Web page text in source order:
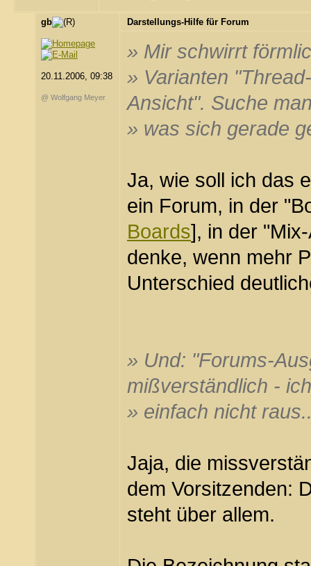
gb
20.11.2006, 09:38
@ Wolfgang Meyer
Darstellungs-Hilfe für Forum
» Mir schwirrt
» Varianten
Ansicht". Suche
» was sich gerade
Ja, wie soll ich das
ein Forum, in der
Boards], in der
denke, wenn mehr
Unterschied
» Und: "Forums-
mißverständlich -
» einfach nicht
Jaja, die
dem Vorsitzenden:
steht über allem.